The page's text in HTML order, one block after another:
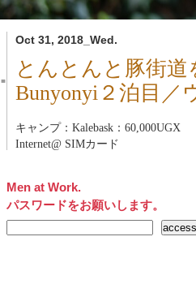
Oct 31, 2018_Wed.
■
とんとんと豚街道
Bunyonyi２泊目／
キャンプ：Kalebask：60,000UGX
Internet@ SIMカード
Men at Work.
パスワードをお願いします。